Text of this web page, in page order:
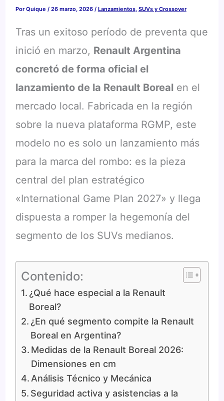
PorQuique / 26 marzo, 2026 / Lanzamientos, SUVs y Crossover
Tras un exitoso período de preventa que
inició en marzo, Renault Argentina
concretó de forma oficial el
lanzamiento de la Renault Borealen el
mercado local. Fabricada en la región
sobre la nueva plataforma RGMP, este
modelo no es solo un lanzamiento más
para la marca del rombo: es la pieza
central del plan estratégico
«International Game Plan 2027» y llega
dispuesta a romper la hegemonía del
segmento de los SUVs medianos.
Contenido:
¿Qué hace especial a la Renault
Boreal?
¿En qué segmento compite la Renault
Boreal en Argentina?
Medidas de la Renault Boreal 2026:
Dimensiones en cm
Análisis Técnico y Mecánica
Seguridad activa y asistencias a la